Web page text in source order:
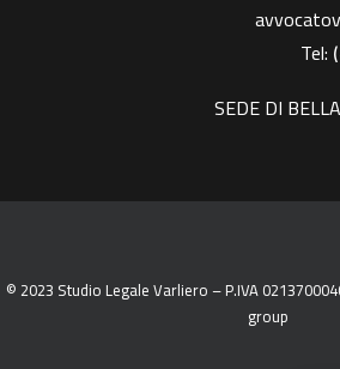
Tel:
SEDE DI
© 2023 Studio Legale Varliero – P.IVA
group